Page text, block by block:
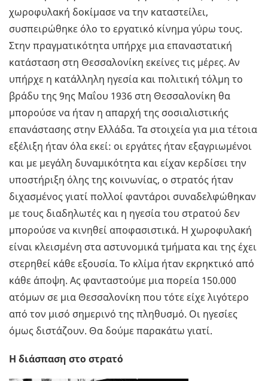
χωροφυλακή δοκίμασε να την καταστείλει,
συσπειρώθηκε όλο το εργατικό κίνημα γύρω τους.
Στην πραγματικότητα υπήρχε μια επαναστατική
κατάσταση στη Θεσσαλονίκη εκείνες τις μέρες. Αν
υπήρχε η κατάλληλη ηγεσία και πολιτική τόλμη το
βράδυ της 9ης Μαΐου 1936 στη Θεσσαλονίκη θα
μπορούσε να ήταν η απαρχή της σοσιαλιστικής
επανάστασης στην Ελλάδα. Τα στοιχεία για μια τέτοια
εξέλιξη ήταν όλα εκεί: οι εργάτες ήταν εξαγριωμένοι
και με μεγάλη δυναμικότητα και είχαν κερδίσει την
υποστήριξη όλης της κοινωνίας, ο στρατός ήταν
διχασμένος γιατί πολλοί φαντάροι συναδελφώθηκαν
με τους διαδηλωτές και η ηγεσία του στρατού δεν
μπορούσε να κινηθεί αποφασιστικά. Η χωροφυλακή
είναι κλεισμένη στα αστυνομικά τμήματα και της έχει
στερηθεί κάθε εξουσία. Το κλίμα ήταν εκρηκτικό από
κάθε άποψη. Ας φανταστούμε μια πορεία 150.000
ατόμων σε μια Θεσσαλονίκη που τότε είχε λιγότερο
από τον μισό σημερινό της πληθυσμό. Οι ηγεσίες
όμως διστάζουν. Θα δούμε παρακάτω γιατί.
Η διάσπαση στο στρατό